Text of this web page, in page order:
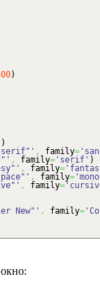
)
)
serif"' , family=
, family= 'serif' )
, family=
, family=
, family=
New"' , family=